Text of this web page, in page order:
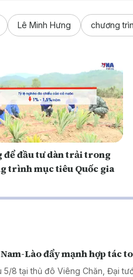
Lê Minh Hưng chương
để đầu tư dàn trải trong
trình mục tiêu Quốc gia
Lào đẩy mạnh hợp tác
5/8 tại thủ đô Viêng Chăn, Đại